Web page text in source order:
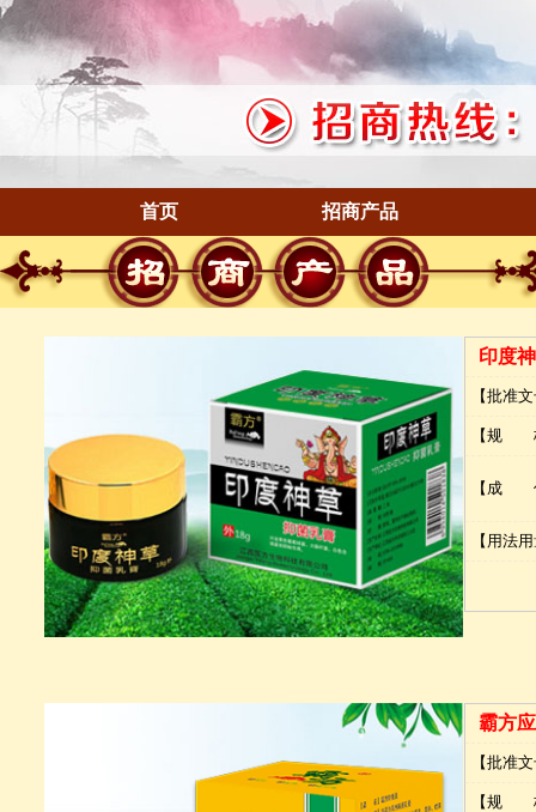
首页 招商产品
印度
【批准
【规
【成
【用法
霸方
【批准
【规